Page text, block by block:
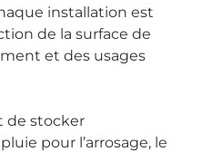
installation est
de la surface de
et des usages
de stocker
pour l’arrosage, le